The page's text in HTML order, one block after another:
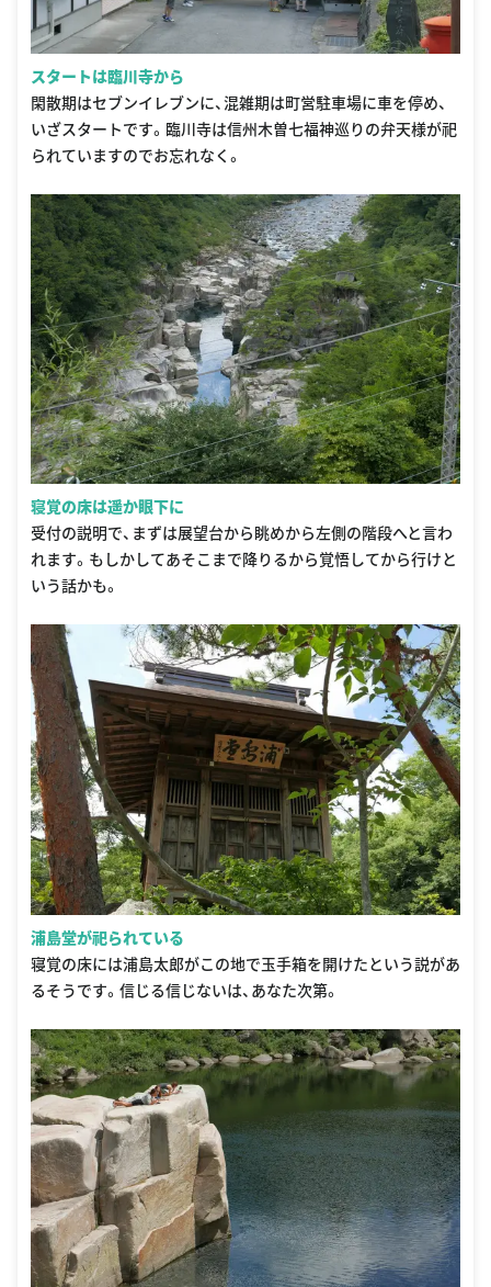
スタートは臨川寺から
閑散期はセブンイレブンに、混雑期は町営駐車場に車を停め、
いざスタートです。臨川寺は信州木曽七福神巡りの弁天様が祀
られていますのでお忘れなく。
寝覚の床は遥か眼下に
受付の説明で、まずは展望台から眺めから左側の階段へと言わ
れます。もしかしてあそこまで降りるから覚悟してから行けと
いう話かも。
浦島堂が祀られている
寝覚の床には浦島太郎がこの地で玉手箱を開けたという説があ
るそうです。信じる信じないは、あなた次第。